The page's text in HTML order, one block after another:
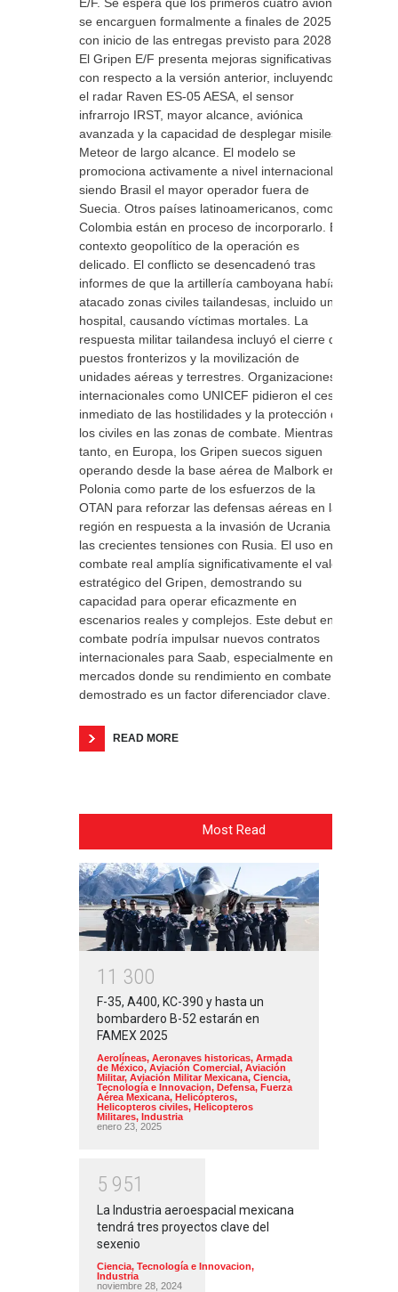
se encarguen formalmente a finales de 2025,
con inicio de las entregas previsto para 2028.
El Gripen E/F presenta mejoras significativas
con respecto a la versión anterior, incluyendo
el radar Raven ES-05 AESA, el sensor
infrarrojo IRST, mayor alcance, aviónica
avanzada y la capacidad de desplegar misiles
Meteor de largo alcance. El modelo se
promociona activamente a nivel internacional,
siendo Brasil el mayor operador fuera de
Suecia. Otros países latinoamericanos, como
Colombia están en proceso de incorporarlo. El
contexto geopolítico de la operación es
delicado. El conflicto se desencadenó tras
informes de que la artillería camboyana había
atacado zonas civiles tailandesas, incluido un
hospital, causando víctimas mortales. La
respuesta militar tailandesa incluyó el cierre de
puestos fronterizos y la movilización de
unidades aéreas y terrestres. Organizaciones
internacionales como UNICEF pidieron el cese
inmediato de las hostilidades y la protección de
los civiles en las zonas de combate. Mientras
tanto, en Europa, los Gripen suecos siguen
operando desde la base aérea de Malbork en
Polonia como parte de los esfuerzos de la
OTAN para reforzar las defensas aéreas en la
región en respuesta a la invasión de Ucrania y
las crecientes tensiones con Rusia. El uso en
combate real amplía significativamente el valor
estratégico del Gripen, demostrando su
capacidad para operar eficazmente en
escenarios reales y complejos. Este debut en
combate podría impulsar nuevos contratos
internacionales para Saab, especialmente en
mercados donde su rendimiento en combate
demostrado es un factor diferenciador clave.
READ MORE
Most Read
1 1 300
F-35, A400, KC-390 y hasta un
bombardero B-52 estarán en
FAMEX 2025
Aerolíneas, Aeronaves historicas, Armada
de México, Aviación Comercial, Aviación
Militar, Aviación Militar Mexicana, Ciencia,
Tecnología e Innovacion, Defensa, Fuerza
Aérea Mexicana, Helicópteros,
Helicopteros civiles, Helicopteros
Militares, Industria
enero 23, 2025
5 951
La Industria aeroespacial mexicana
tendrá tres proyectos clave del
sexenio
Ciencia, Tecnología e Innovacion,
Industria
noviembre 28, 2024